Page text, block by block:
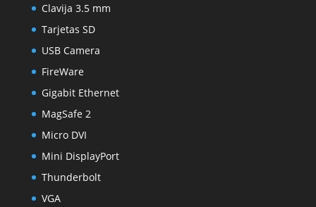
Clavija 3.5 mm
Tarjetas SD
USB Camera
FireWare
Gigabit Ethernet
MagSafe 2
Micro DVI
Mini DisplayPort
Thunderbolt
VGA